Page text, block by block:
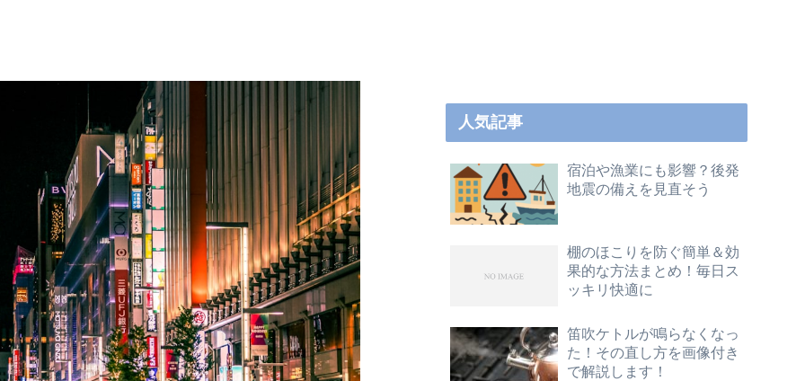
人気記事
宿泊や漁業にも影響？後発
地震の備えを見直そう
棚のほこりを防ぐ簡単＆効
果的な方法まとめ！毎日ス
ッキリ快適に
笛吹ケトルが鳴らなくなっ
た！その直し方を画像付き
で解説します！